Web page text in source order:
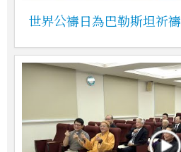
世界公禱日為巴勒斯坦祈禱